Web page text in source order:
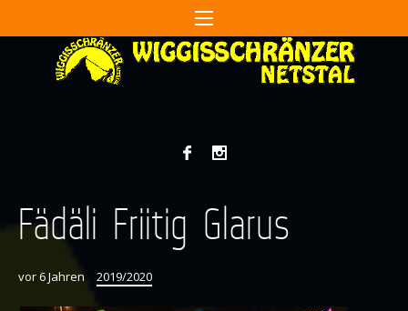
Fädäli Friitig Glarus
vor 6 Jahren 2019/2020